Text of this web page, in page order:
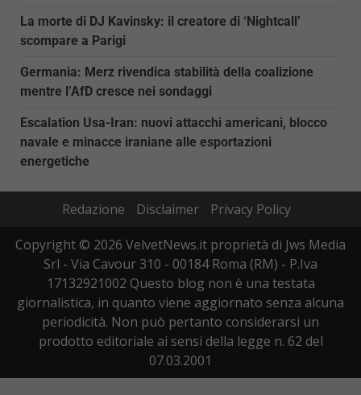
La morte di DJ Kavinsky: il creatore di ‘Nightcall’
scompare a Parigi
Germania: Merz rivendica stabilità della coalizione
mentre l’AfD cresce nei sondaggi
Escalation Usa-Iran: nuovi attacchi americani, blocco
navale e minacce iraniane alle esportazioni
energetiche
Redazione Disclaimer
Privacy Policy
Copyright © 2026 VelvetNews.it proprietà di Jws Media
Srl - Via Cavour 310 - 00184 Roma (RM) - P.Iva
17132921002 Questo blog non è una testata
giornalistica, in quanto viene aggiornato senza alcuna
periodicità. Non può pertanto considerarsi un
prodotto editoriale ai sensi della legge n. 62 del
07.03.2001